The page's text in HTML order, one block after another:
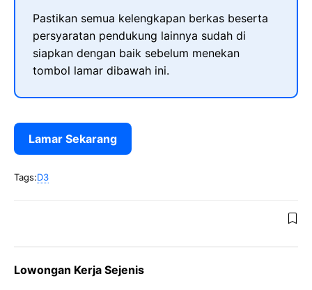
Pastikan semua kelengkapan berkas beserta
persyaratan pendukung lainnya sudah di
siapkan dengan baik sebelum menekan
tombol lamar dibawah ini.
Lamar Sekarang
Tags:D3
Lowongan Kerja Sejenis